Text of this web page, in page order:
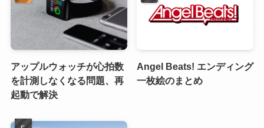
アップルウォッチが心拍数
を計測しなくなる問題、再
起動で解決
Angel Beats! エンディング
一枚絵のまとめ